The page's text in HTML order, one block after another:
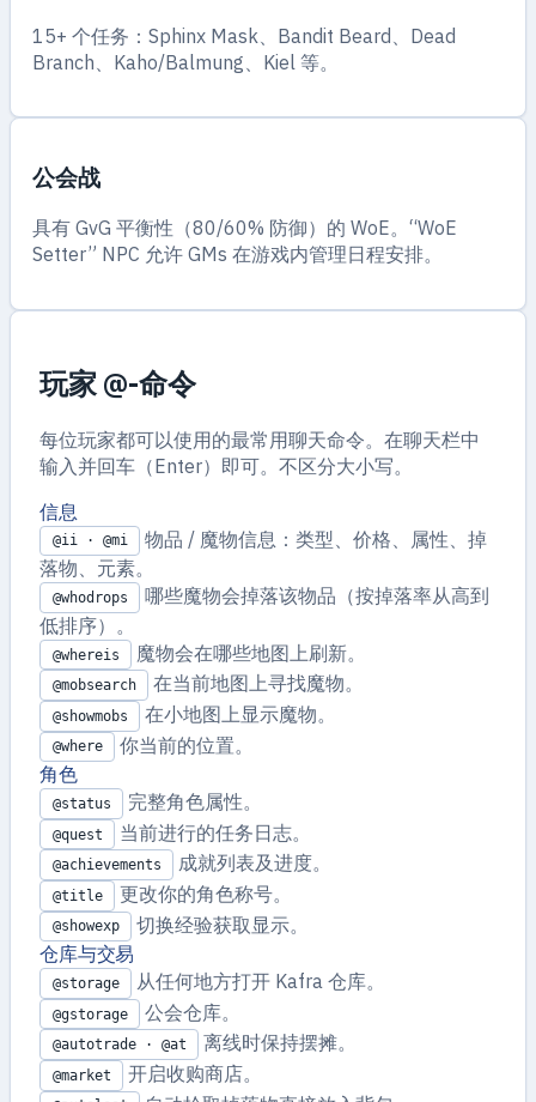
15+ 个任务：Sphinx Mask、Bandit Beard、Dead
Branch、Kaho/Balmung、Kiel 等。
公会战
具有 GvG 平衡性（80/60% 防御）的 WoE。“WoE
Setter” NPC 允许 GMs 在游戏内管理日程安排。
玩家 @-命令
每位玩家都可以使用的最常用聊天命令。在聊天栏中
输入并回车（Enter）即可。不区分大小写。
信息
@ii · @mi
物品 / 魔物信息：类型、价格、属性、掉
落物、元素。
@whodrops
哪些魔物会掉落该物品（按掉落率从高到
低排序）。
@whereis 魔物会在哪些地图上刷新。
@mobsearch 在当前地图上寻找魔物。
@showmobs 在小地图上显示魔物。
@where
你当前的位置。
角色
@status 完整角色属性。
@quest 当前进行的任务日志。
@achievements 成就列表及进度。
@title 更改你的角色称号。
@showexp
切换经验获取显示。
仓库与交易
@storage 从任何地方打开 Kafra 仓库。
@gstorage 公会仓库。
@autotrade · @at 离线时保持摆摊。
@market 开启收购商店。